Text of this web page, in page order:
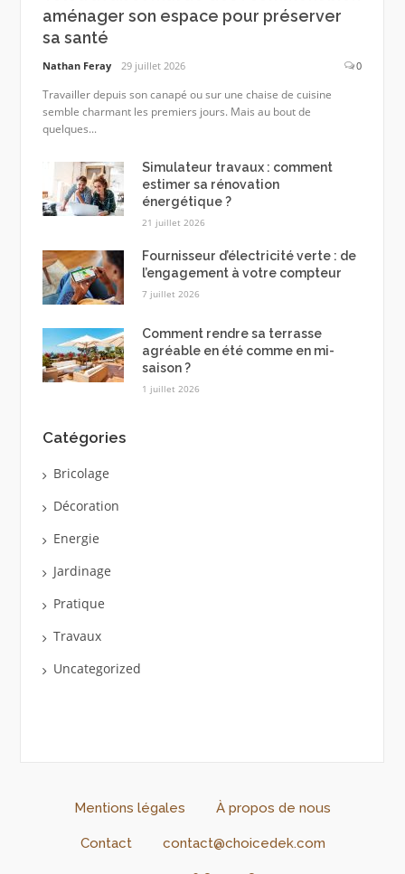
aménager son espace pour préserver
sa santé
Nathan Feray 29 juillet 2026 0
Travailler depuis son canapé ou sur une chaise de cuisine
semble charmant les premiers jours. Mais au bout de
quelques...
Simulateur travaux : comment
estimer sa rénovation
énergétique ?
21 juillet 2026
Fournisseur d’électricité verte : de
l’engagement à votre compteur
7 juillet 2026
Comment rendre sa terrasse
agréable en été comme en mi-
saison ?
1 juillet 2026
Catégories
Bricolage
Décoration
Energie
Jardinage
Pratique
Travaux
Uncategorized
Mentions légales À propos de nous
Contact contact@choicedek.com